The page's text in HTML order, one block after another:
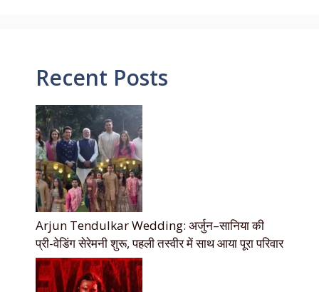
Recent Posts
Arjun Tendulkar Wedding: अर्जुन–सानिया की
प्री-वेडिंग सेरेमनी शुरू, पहली तस्वीर में साथ आया पूरा परिवार